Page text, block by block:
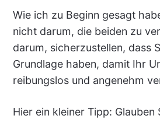
Wie ich zu Beginn gesagt
nicht darum, die beiden zu
darum, sicherzustellen, dass
Grundlage haben, damit Ihr
reibungslos und angenehm
Hier ein kleiner Tipp: Glauben